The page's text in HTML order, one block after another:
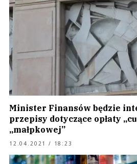
Minister Finansów będzie
przepisy dotyczące opłaty
„małpkowej”
12.04.2021 / 18:23